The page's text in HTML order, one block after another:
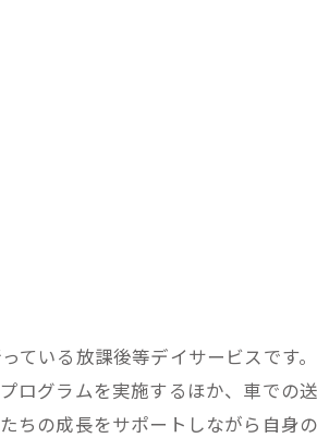
ている放課後等デイサービスです
ログラムを実施するほか、車での
ちの成長をサポートしながら自身